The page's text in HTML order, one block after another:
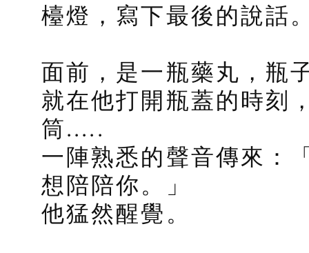
檯燈，寫下最後的說話
面前，是一瓶藥丸，瓶
就在他打開瓶蓋的時刻
筒.....
一陣熟悉的聲音傳來：
想陪陪你。」
他猛然醒覺。